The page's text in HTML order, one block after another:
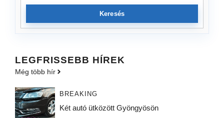
Keresés
LEGFRISSEBB HÍREK
Még több hír
BREAKING
Két autó ütközött Gyöngyösön